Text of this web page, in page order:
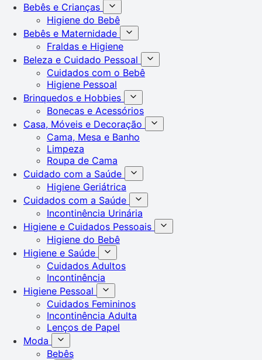
Bebês e Crianças
Higiene do Bebê
Bebês e Maternidade
Fraldas e Higiene
Beleza e Cuidado Pessoal
Cuidados com o Bebê
Higiene Pessoal
Brinquedos e Hobbies
Bonecas e Acessórios
Casa, Móveis e Decoração
Cama, Mesa e Banho
Limpeza
Roupa de Cama
Cuidado com a Saúde
Higiene Geriátrica
Cuidados com a Saúde
Incontinência Urinária
Higiene e Cuidados Pessoais
Higiene do Bebê
Higiene e Saúde
Cuidados Adultos
Incontinência
Higiene Pessoal
Cuidados Femininos
Incontinência Adulta
Lenços de Papel
Moda
Bebês